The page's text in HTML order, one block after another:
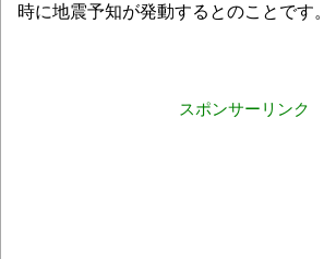
時に地震予知が発動するとのことです。
スポンサーリンク